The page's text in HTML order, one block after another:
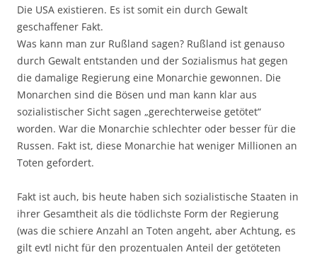
Die USA existieren. Es ist somit ein durch Gewalt
geschaffener Fakt.
Was kann man zur Rußland sagen? Rußland ist genauso
durch Gewalt entstanden und der Sozialismus hat gegen
die damalige Regierung eine Monarchie gewonnen. Die
Monarchen sind die Bösen und man kann klar aus
sozialistischer Sicht sagen „gerechterweise getötet“
worden. War die Monarchie schlechter oder besser für die
Russen. Fakt ist, diese Monarchie hat weniger Millionen an
Toten gefordert.
Fakt ist auch, bis heute haben sich sozialistische Staaten in
ihrer Gesamtheit als die tödlichste Form der Regierung
(was die schiere Anzahl an Toten angeht, aber Achtung, es
gilt evtl nicht für den prozentualen Anteil der getöteten